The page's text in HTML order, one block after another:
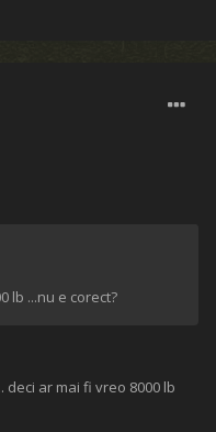
lb ...nu e corect?
deci ar mai fi vreo 8000 lb